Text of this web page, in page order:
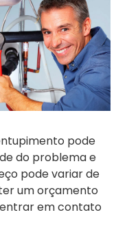
pode
do problema e
pode variar de
um orçamento
em contato